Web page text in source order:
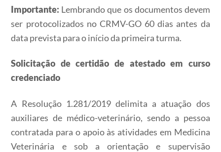
Importante: Lembrando que os documentos devem
ser protocolizados no CRMV-GO 60 dias antes da
data prevista para o início da primeira turma.
Solicitação de certidão de atestado em curso
credenciado
A Resolução 1.281/2019 delimita a atuação dos
auxiliares de médico-veterinário, sendo a pessoa
contratada para o apoio às atividades em Medicina
Veterinária e sob a orientação e supervisão